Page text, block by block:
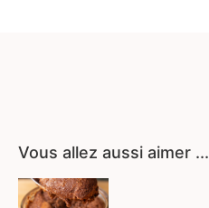
Vous allez aussi aimer ...